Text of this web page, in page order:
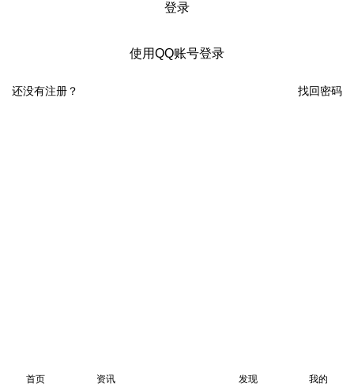
登录
使用QQ账号登录
找回密码
还没有注册？
首页 资讯 发现 我的